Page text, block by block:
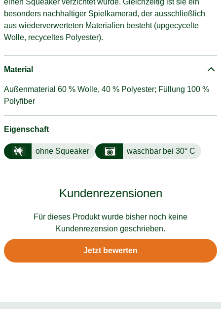
besonders nachhaltiger Spielkamerad, der ausschließlich
aus wiederverwerteten Materialien besteht (upgecycelte
Wolle, recyceltes Polyester).
Material
Außenmaterial 60 % Wolle, 40 % Polyester; Füllung 100 %
Polyfiber
Eigenschaft
ohne Squeaker waschbar bei 30° C
Kundenrezensionen
Für dieses Produkt wurde bisher noch keine
Kundenrezension geschrieben.
Jetzt bewerten